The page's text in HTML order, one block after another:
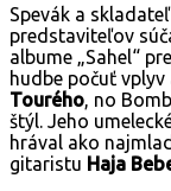
Spevák a skladateľ
predstaviteľov
albume „Sahel“
hudbe počuť
Tourého, no
štýl. Jeho
hrával ako
gitaristu Haja